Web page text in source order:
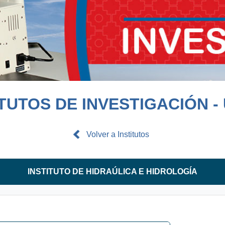
DE INVESTIGACIÓN -
Volver a Institutos
INSTITUTO DE HIDRAÚLICA E HIDROLOGÍA